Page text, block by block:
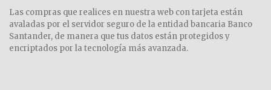
Las compras que realices en nuestra web con tarjeta están
avaladas por el servidor seguro de la entidad bancaria Banco
Santander, de manera que tus datos están protegidos y
encriptados por la tecnología más avanzada.